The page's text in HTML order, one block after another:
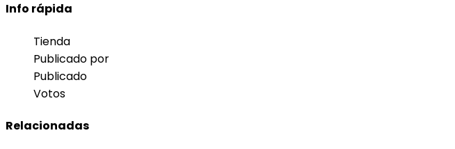
Info rápida
Tienda
Publicado por
Publicado
Votos
Relacionadas